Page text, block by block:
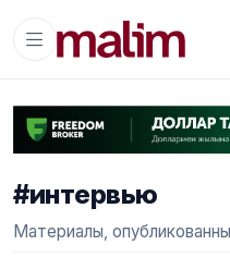
#интервью
Материалы,